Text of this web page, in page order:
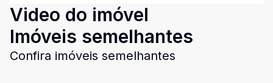
Video do imóvel
Imóveis semelhantes
Confira imóveis semelhantes